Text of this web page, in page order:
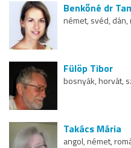
Benkőné dr
német, svéd,
Fülöp Tibor
bosnyák, horvát,
Takács Mária
angol, német,